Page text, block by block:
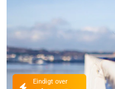
Eindigt over